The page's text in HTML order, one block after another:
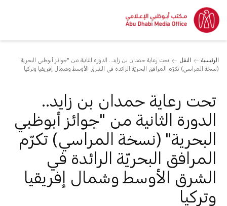
الرئيسية النقل
تحت رعاية حمدان بن زايد.. الدورة الثانية من "جوائز أبوظبي البحرية"
(نسخة المراسي) تكرّم المرافق البحريّة الرائدة في الشرق الأوسط وشمال إفريقيا وتركيا
تحت رعاية حمدان بن زايد..
الدورة الثانية من "جوائز أبوظبي
البحرية" (نسخة المراسي) تكرّم
المرافق البحريّة الرائدة في
الشرق الأوسط وشمال إفريقيا
وتركيا